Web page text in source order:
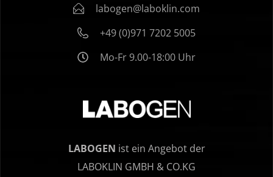
labogen@laboklin.com
+49 (0)971 7202 5005
Mo-Fr 9.00-18:00 Uhr
LABOGEN ist ein Angebot der
LABOKLIN GMBH & CO.KG